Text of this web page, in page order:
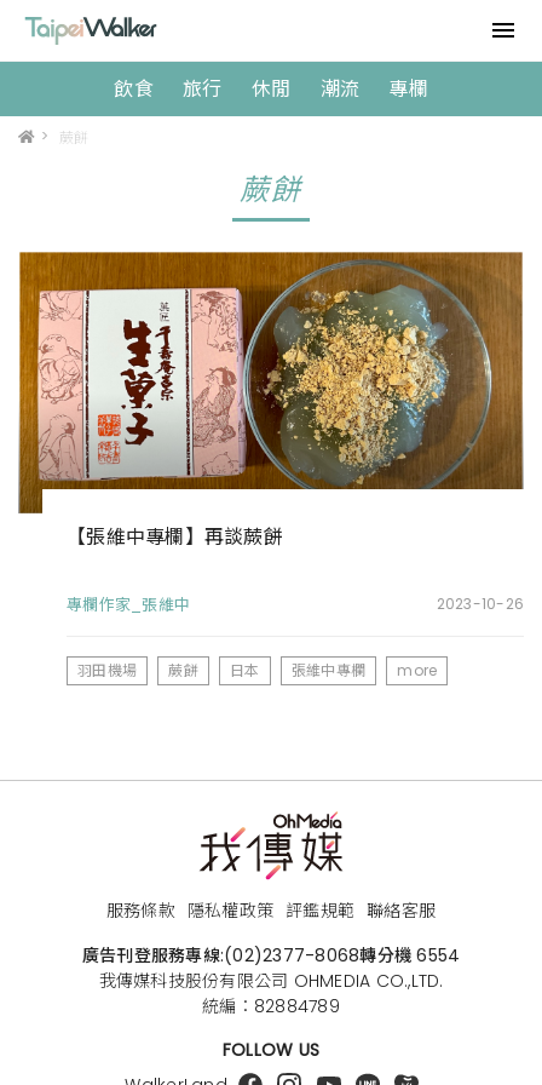
飲食 旅行 休閒 潮流 專欄
> 蕨餅
蕨餅
【張維中專欄】再談蕨餅
專欄作家_張維中 2023-10-26
羽田機場 蕨餅 日本 張維中專欄 more
服務條款 隱私權政策 評鑑規範 聯絡客服
廣告刊登服務專線:(02)2377-8068轉分機 6554
我傳媒科技股份有限公司 OHMEDIA CO.,LTD.
統編：82884789
FOLLOW US